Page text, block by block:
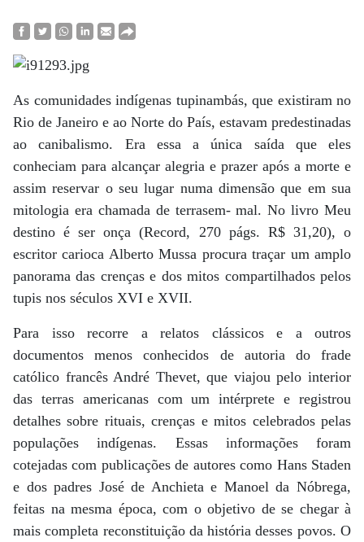
As comunidades indígenas tupinambás, que existiram no
Rio de Janeiro e ao Norte do País, estavam predestinadas
ao canibalismo. Era essa a única saída que eles
conheciam para alcançar alegria e prazer após a morte e
assim reservar o seu lugar numa dimensão que em sua
mitologia era chamada de terrasem- mal. No livro Meu
destino é ser onça (Record, 270 págs. R$ 31,20), o
escritor carioca Alberto Mussa procura traçar um amplo
panorama das crenças e dos mitos compartilhados pelos
tupis nos séculos XVI e XVII.
Para isso recorre a relatos clássicos e a outros
documentos menos conhecidos de autoria do frade
católico francês André Thevet, que viajou pelo interior
das terras americanas com um intérprete e registrou
detalhes sobre rituais, crenças e mitos celebrados pelas
populações indígenas. Essas informações foram
cotejadas com publicações de autores como Hans Staden
e dos padres José de Anchieta e Manoel da Nóbrega,
feitas na mesma época, com o objetivo de se chegar à
mais completa reconstituição da história desses povos. O